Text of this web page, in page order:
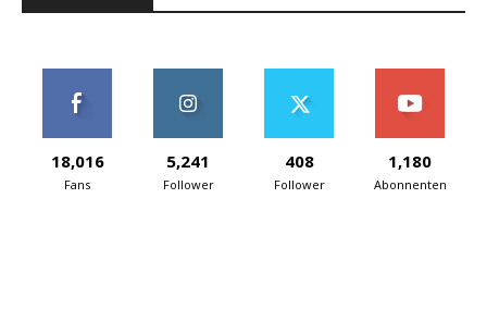
18,016
Fans
5,241
Follower
408
Follower
1,180
Abonnenten